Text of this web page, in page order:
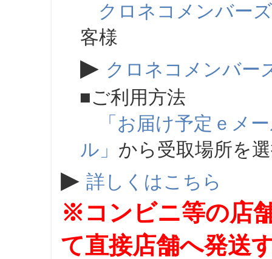
クロネコメンバーズ
客様
▶ クロネコメンバー
■ご利用方法
「お届け予定ｅメ
ル」 から受取場所を
▶ 詳しくはこちら
※コンビニ等の店
て直接店舗へ発送